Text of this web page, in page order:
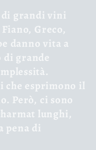
grandi vini
Fiano, Greco,
danno vita a
di grande
che esprimono il
Però, ci sono
lunghi,
pena di